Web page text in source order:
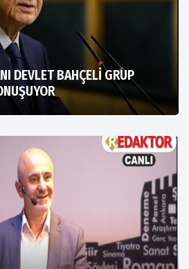
DEVLET BAHÇELİ GRUP